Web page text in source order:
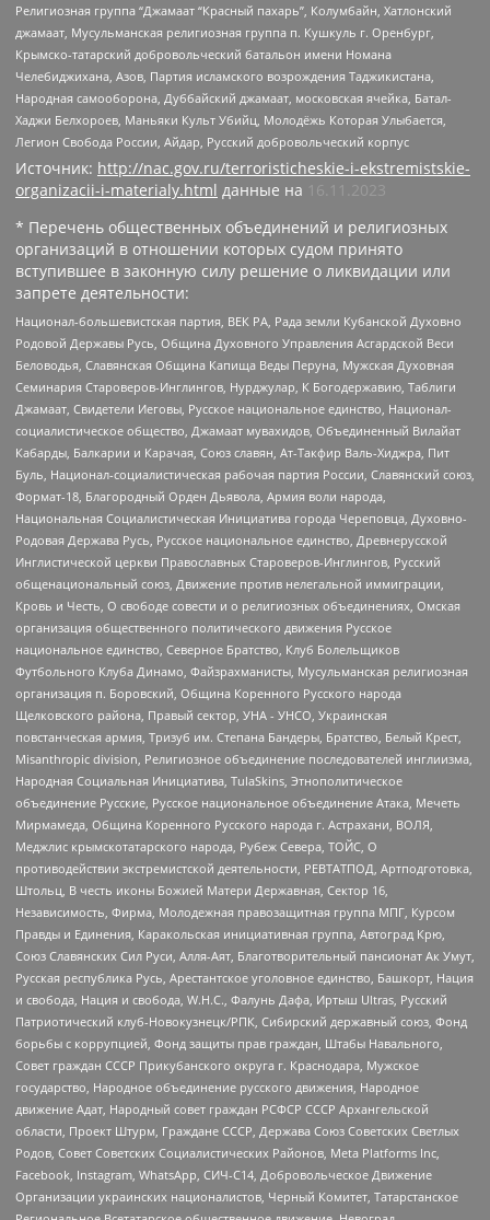
Религиозная группа “Джамаат “Красный пахарь”, Колумбайн, Хатлонский
джамаат, Мусульманская религиозная группа п. Кушкуль г. Оренбург,
Крымско-татарский добровольческий батальон имени Номана
Челебиджихана, Азов, Партия исламского возрождения Таджикистана,
Народная самооборона, Дуббайский джамаат, московская ячейка, Батал-
Хаджи Белхороев, Маньяки Культ Убийц, Молодёжь Которая Улыбается,
Легион Свобода России, Айдар, Русский добровольческий корпус
Источник: http://nac.gov.ru/terroristicheskie-i-ekstremistskie-
organizacii-i-materialy.html данные на
16.11.2023
* Перечень общественных объединений и религиозных
организаций в отношении которых судом принято
вступившее в законную силу решение о ликвидации или
запрете деятельности:
Национал-большевистская партия, ВЕК РА, Рада земли Кубанской Духовно
Родовой Державы Русь, Община Духовного Управления Асгардской Веси
Беловодья, Славянская Община Капища Веды Перуна, Мужская Духовная
Семинария Староверов-Инглингов, Нурджулар, К Богодержавию, Таблиги
Джамаат, Свидетели Иеговы, Русское национальное единство, Национал-
социалистическое общество, Джамаат мувахидов, Объединенный Вилайат
Кабарды, Балкарии и Карачая, Союз славян, Ат-Такфир Валь-Хиджра, Пит
Буль, Национал-социалистическая рабочая партия России, Славянский союз,
Формат-18, Благородный Орден Дьявола, Армия воли народа,
Национальная Социалистическая Инициатива города Череповца, Духовно-
Родовая Держава Русь, Русское национальное единство, Древнерусской
Инглистической церкви Православных Староверов-Инглингов, Русский
общенациональный союз, Движение против нелегальной иммиграции,
Кровь и Честь, О свободе совести и о религиозных объединениях, Омская
организация общественного политического движения Русское
национальное единство, Северное Братство, Клуб Болельщиков
Футбольного Клуба Динамо, Файзрахманисты, Мусульманская религиозная
организация п. Боровский, Община Коренного Русского народа
Щелковского района, Правый сектор, УНА - УНСО, Украинская
повстанческая армия, Тризуб им. Степана Бандеры, Братство, Белый Крест,
Misanthropic division, Религиозное объединение последователей инглиизма,
Народная Социальная Инициатива, TulaSkins, Этнополитическое
объединение Русские, Русское национальное объединение Атака, Мечеть
Мирмамеда, Община Коренного Русского народа г. Астрахани, ВОЛЯ,
Меджлис крымскотатарского народа, Рубеж Севера, ТОЙС, О
противодействии экстремистской деятельности, РЕВТАТПОД, Артподготовка,
Штольц, В честь иконы Божией Матери Державная, Сектор 16,
Независимость, Фирма, Молодежная правозащитная группа МПГ, Курсом
Правды и Единения, Каракольская инициативная группа, Автоград Крю,
Союз Славянских Сил Руси, Алля-Аят, Благотворительный пансионат Ак Умут,
Русская республика Русь, Арестантское уголовное единство, Башкорт, Нация
и свобода, Нация и свобода, W.H.С., Фалунь Дафа, Иртыш Ultras, Русский
Патриотический клуб-Новокузнецк/РПК, Сибирский державный союз, Фонд
борьбы с коррупцией, Фонд защиты прав граждан, Штабы Навального,
Совет граждан СССР Прикубанского округа г. Краснодара, Мужское
государство, Народное объединение русского движения, Народное
движение Адат, Народный совет граждан РСФСР СССР Архангельской
области, Проект Штурм, Граждане СССР, Держава Союз Советских Светлых
Родов, Совет Советских Социалистических Районов, Meta Platforms Inc,
Facebook, Instagram, WhatsApp, СИЧ-С14, Добровольческое Движение
Организации украинских националистов, Черный Комитет, Татарстанское